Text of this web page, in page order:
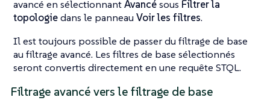
avancé en sélectionnantAvancésous Filtrer la
topologiedans le panneau Voir les filtres.
Il est toujours possible de passer du filtrage de base
au filtrage avancé. Les filtres de base sélectionnés
seront convertis directement en une requête STQL.
Filtrage avancé vers le filtrage de base